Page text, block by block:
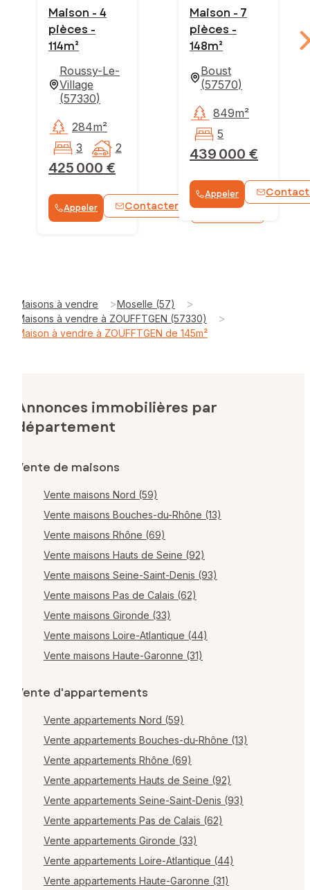
Maison - 4
pièces -
114m²
Roussy-Le-
Village
(57330)
425 000 €
284m²
3
2
Appeler Contacter WhatsApp
Maison - 7
pièces -
148m²
Boust
(57570)
439 000 €
849m²
5
Appeler
Maisons à vendre >Moselle (57) >
Maisons à vendre à ZOUFFTGEN (57330) >
Maison à vendre à ZOUFFTGEN de 145m²
Annonces immobilières par
département
Vente de maisons
Vente maisons Nord (59)
Vente maisons Bouches-du-Rhône (13)
Vente maisons Rhône (69)
Vente maisons Hauts de Seine (92)
Vente maisons Seine-Saint-Denis (93)
Vente maisons Pas de Calais (62)
Vente maisons Gironde (33)
Vente maisons Loire-Atlantique (44)
Vente maisons Haute-Garonne (31)
Vente d'appartements
Vente appartements Nord (59)
Vente appartements Bouches-du-Rhône (13)
Vente appartements Rhône (69)
Vente appartements Hauts de Seine (92)
Vente appartements Seine-Saint-Denis (93)
Vente appartements Pas de Calais (62)
Vente appartements Gironde (33)
Vente appartements Loire-Atlantique (44)
Vente appartements Haute-Garonne (31)